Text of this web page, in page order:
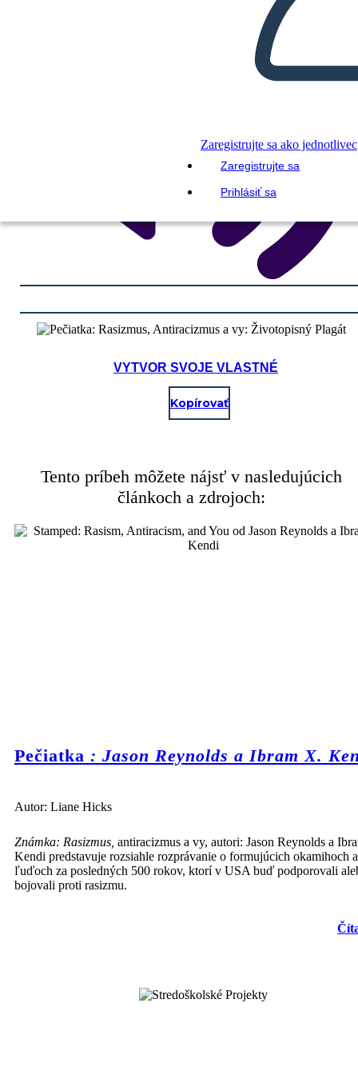
Zaregistrujte sa ako jednotlivec
Zaregistrujte sa
Prihlásiť sa
VYTVOR SVOJE VLASTNÉ
Kopírovať
Tento príbeh môžete nájsť v nasledujúcich
článkoch a zdrojoch:
Pečiatka : Jason Reynolds a Ibram X.
Autor: Liane Hicks
Známka: Rasizmus, antiracizmus a vy, autori: Jason Reynolds a
Kendi predstavuje rozsiahle rozprávanie o formujúcich okamihoch a
ľuďoch za posledných 500 rokov, ktorí v USA buď podporovali
bojovali proti rasizmu.